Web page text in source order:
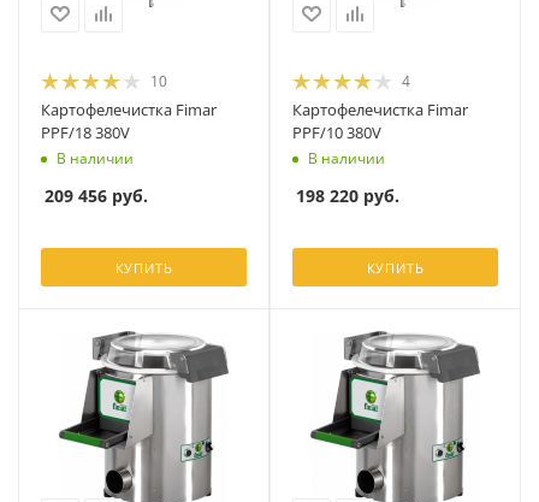
10
Картофелечистка Fimar
PPF/18 380V
В наличии
209 456 руб.
КУПИТЬ
4
Картофелечистка Fimar
PPF/10 380V
В наличии
198 220 руб.
КУПИТЬ